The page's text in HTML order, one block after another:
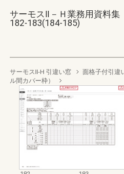
サーモスⅡ－Ｈ業務用資料集
182-183(184-185)
サーモスII-H 引違い窓 面格子付引違
ル間カバー枠）